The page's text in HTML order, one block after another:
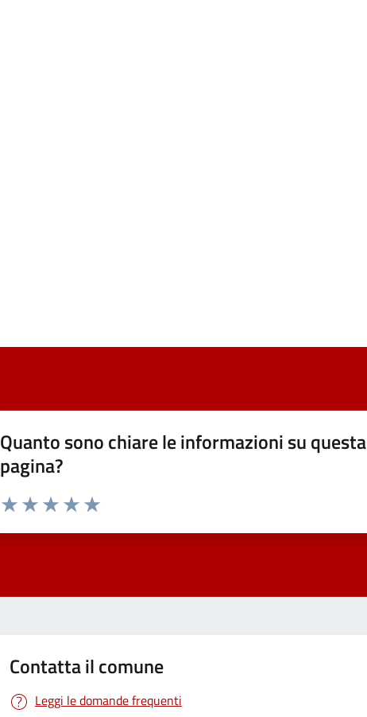
Quanto sono chiare le informazioni su questa
pagina?
Contatta il comune
Leggi le domande frequenti